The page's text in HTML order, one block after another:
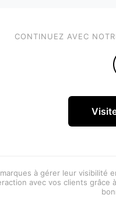
CONTINUEZ AVEC
à gérer leur visibilité
avec vos clients grâce